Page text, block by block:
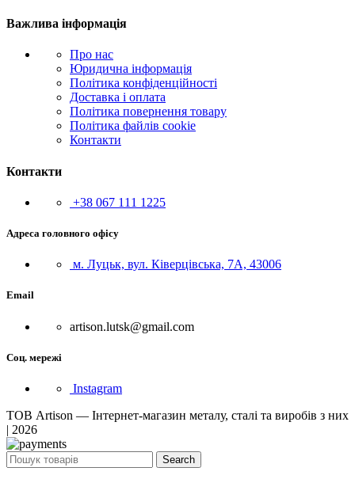
Важлива інформація
Про нас
Юридична інформація
Політика конфіденційності
Доставка і оплата
Політика повернення товару
Політика файлів cookie
Контакти
Контакти
+38 067 111 1225
Адреса головного офісу
м. Луцьк, вул. Ківерцівська, 7А, 43006
Email
artison.lutsk@gmail.com
Соц. мережі
Instagram
ТОВ Artison — Інтернет-магазин металу, сталі та виробів з них
| 2026
Search